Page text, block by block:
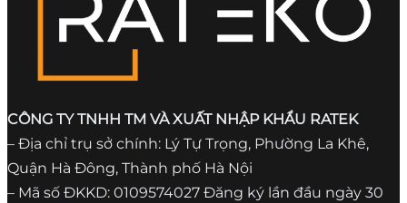
CÔNG TY TNHH TM VÀ XUẤT NHẬP KHẨU RATEK
– Địa chỉ trụ sở chính: Lý Tự Trọng, Phường La Khê,
Quận Hà Đông, Thành phố Hà Nội
– Mã số ĐKKD: 0109574027 Đăng ký lần đầu ngày 30